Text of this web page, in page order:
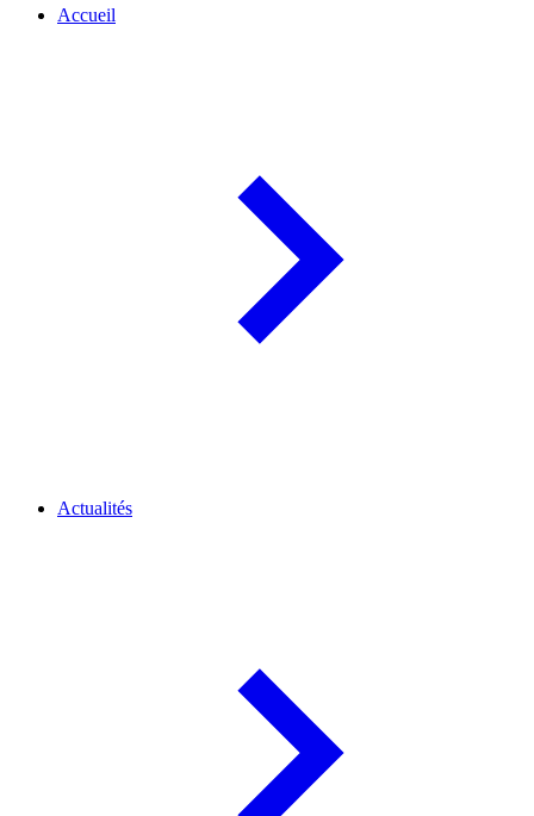
Accueil
Actualités